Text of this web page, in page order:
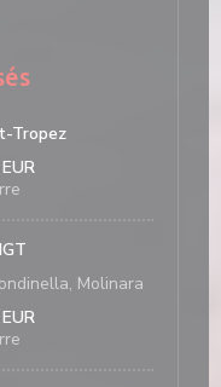
Tropez
Molinara